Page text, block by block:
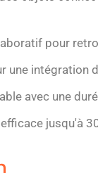
pour
une intégration
avec une
jusqu'à